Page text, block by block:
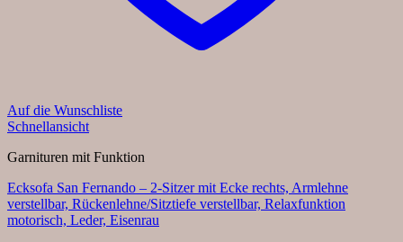
Auf die Wunschliste
Schnellansicht
Garnituren mit Funktion
Ecksofa San Fernando – 2-Sitzer mit Ecke rechts, Armlehne
verstellbar, Rückenlehne/Sitztiefe verstellbar, Relaxfunktion
motorisch, Leder, Eisenrau